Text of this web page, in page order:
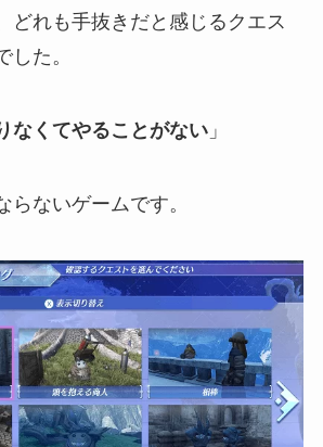
どれも手抜きだと感じるクエス
した。
なくてやることがない」
らないゲームです。